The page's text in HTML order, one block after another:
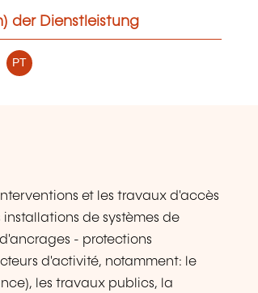
der Dienstleistung
PT
et les travaux d'accès
de systèmes de
- protections
d'activité, notamment: le
les travaux publics, la